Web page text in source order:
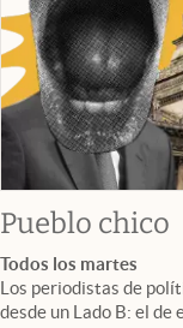
Pueblo chico
Todos los martes
Los periodistas de
desde un Lado B: el de